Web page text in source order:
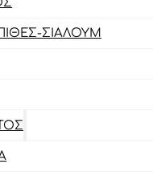
ΣΊΑΛΟΥΜ